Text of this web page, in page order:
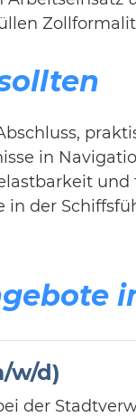
in
und
in der
w/d)
der